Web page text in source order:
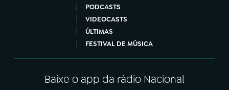
PODCASTS
VIDEOCASTS
ÚLTIMAS
FESTIVAL DE MÚSICA
Baixe o app da rádio Nacional